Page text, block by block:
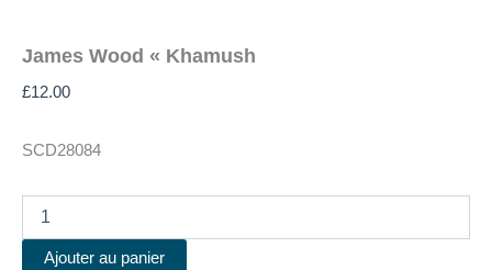
James Wood « Khamush
£12.00
SCD28084
quantité
JamesAjouter au panier